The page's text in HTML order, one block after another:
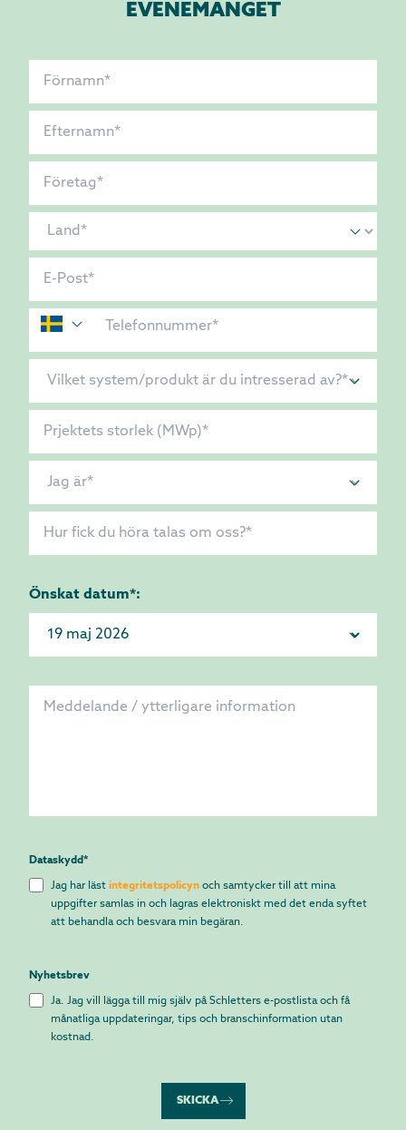
EVENEMANGET
Önskat datum*:
Dataskydd*
Jag har läst integritetspolicyn och samtycker till att mina
uppgifter samlas in och lagras elektroniskt med det enda syftet
att behandla och besvara min begäran.
Nyhetsbrev
Ja. Jag vill lägga till mig själv på Schletters e-postlista och få
månatliga uppdateringar, tips och branschinformation utan
kostnad.
SKICKA